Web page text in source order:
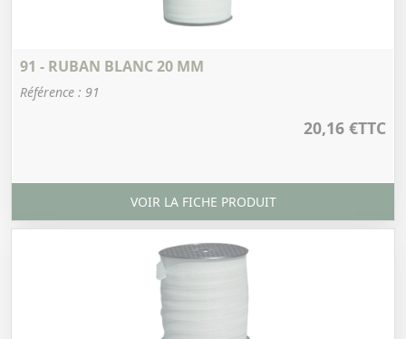
91 - RUBAN BLANC 20 MM
Référence : 91
20,16 €TTC
VOIR LA FICHE PRODUIT